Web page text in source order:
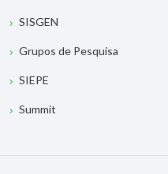
SISGEN
Grupos de Pesquisa
SIEPE
Summit